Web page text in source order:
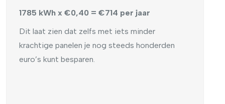
1785 kWh x €0,40 = €714 per jaar
Dit laat zien dat zelfs met iets minder
krachtige panelen je nog steeds honderden
euro’s kunt besparen.